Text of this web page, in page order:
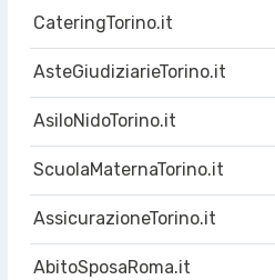
CateringTorino.it
AsteGiudiziarieTorino.it
AsiloNidoTorino.it
ScuolaMaternaTorino.it
AssicurazioneTorino.it
AbitoSposaRoma.it